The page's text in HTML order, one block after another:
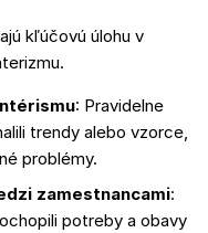
kľúčovú úlohu v
: Pravidelne
trendy alebo vzorce,
problémy.
zamestnancami:
potreby a obavy